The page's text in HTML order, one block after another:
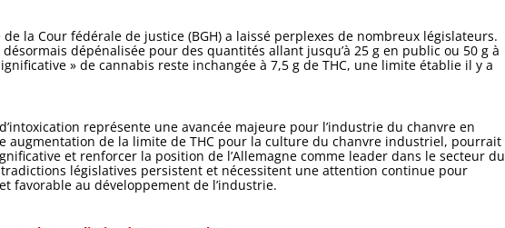
la Cour fédérale de justice (BGH) a laissé perplexes de nombreux législateurs.
dépénalisée pour des quantités allant jusqu’à 25 g en public ou 50 g à
» de cannabis reste inchangée à 7,5 g de THC, une limite établie il y a
représente une avancée majeure pour l’industrie du chanvre en
augmentation de la limite de THC pour la culture du chanvre industriel, pourrait
et renforcer la position de l’Allemagne comme leader dans le secteur du
législatives persistent et nécessitent une attention continue pour
favorable au développement de l’industrie.